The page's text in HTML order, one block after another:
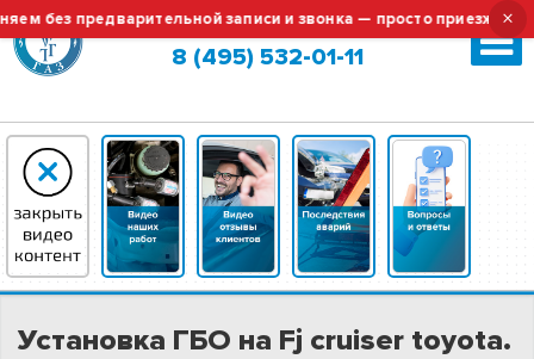
предварительной записи и звонка — просто приезжайте!
×
Москва (сменить город?)
8 (495) 532-01-11
Установка ГБО на Fj cruiser toyota.